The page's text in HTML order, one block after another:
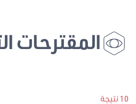
المقترحات
10 نتيجة